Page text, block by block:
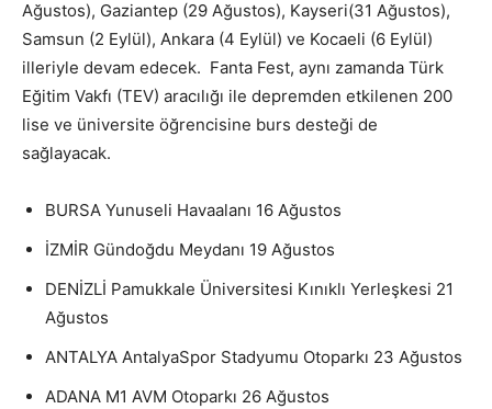
Ağustos), Gaziantep (29 Ağustos), Kayseri(31 Ağustos),
Samsun (2 Eylül), Ankara (4 Eylül) ve Kocaeli (6 Eylül)
illeriyle devam edecek. Fanta Fest, aynı zamanda Türk
Eğitim Vakfı (TEV) aracılığı ile depremden etkilenen 200
lise ve üniversite öğrencisine burs desteği de
sağlayacak.
BURSA Yunuseli Havaalanı 16 Ağustos
İZMİR Gündoğdu Meydanı 19 Ağustos
DENİZLİ Pamukkale Üniversitesi Kınıklı Yerleşkesi 21
Ağustos
ANTALYA AntalyaSpor Stadyumu Otoparkı 23 Ağustos
ADANA M1 AVM Otoparkı 26 Ağustos